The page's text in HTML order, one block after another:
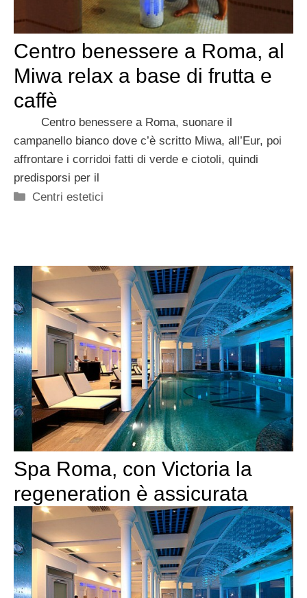
Centro benessere a Roma, al
Miwa relax a base di frutta e
caffè
Centro benessere a Roma, suonare il
campanello bianco dove c’è scritto Miwa, all’Eur, poi
affrontare i corridoi fatti di verde e ciotoli, quindi
predisporsi per il
Categorie
Centri estetici
Spa Roma, con Victoria la
regeneration è assicurata